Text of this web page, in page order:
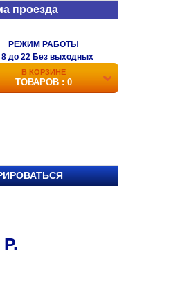
проезда
РЕЖИМ РАБОТЫ
8 до 22 Без выходных
В КОРЗИНЕ
ТОВАРОВ : 0